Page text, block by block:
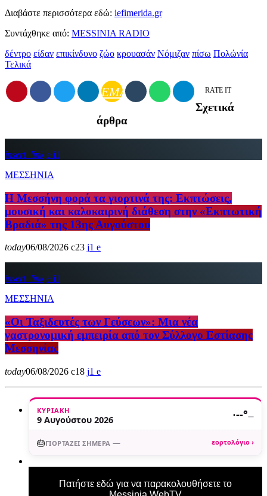
Διαβάστε περισσότερα εδώ: iefimerida.gr
Συντάχθηκε από: MESSINIA RADIO
δέντρο είδαν επικίνδυνο ζώο κρουασάν Νόμιζαν πίσω Πολώνία
Τελικά
EMAIL RATE IT
Σχετικά
άρθρα
insert_link
1
ΜΕΣΣΗΝΙΑ
Η Μεσσήνη φορά τα γιορτινά της: Εκπτώσεις,
μουσική και καλοκαιρινή διάθεση στην «Εκπτωτική
Βραδιά» της 13ης Αυγούστου
today06/08/2026 23 1
insert_link
1
ΜΕΣΣΗΝΙΑ
«Οι Ταξιδευτές των Γεύσεων»: Μια νέα
γαστρονομική εμπειρία από τον Σύλλογο Εστίασης
Μεσσηνίας
today06/08/2026 18 1
ΚΥΡΙΑΚΉ
9 Αυγούστου 2026 ·--°—
🎂ΓΙΟΡΤΆΖΕΙ ΣΉΜΕΡΑ — εορτολόγιο ›
Πατήστε εδώ για να παρακολουθήσετε το